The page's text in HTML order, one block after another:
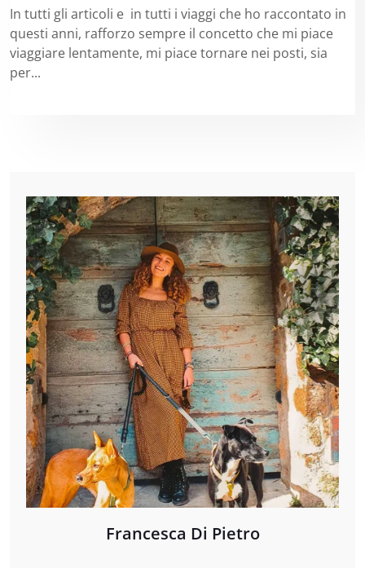
In tutti gli articoli e in tutti i viaggi che ho raccontato in
questi anni, rafforzo sempre il concetto che mi piace
viaggiare lentamente, mi piace tornare nei posti, sia
per...
Francesca Di Pietro